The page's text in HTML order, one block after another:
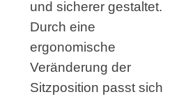
und sicherer gestaltet.
Durch eine
ergonomische
Veränderung der
Sitzposition passt sich